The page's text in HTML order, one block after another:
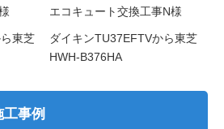
東芝
エコキュート交換工事N様
ダイキンTU37EFTVから東芝
HWH-B376HA
事例